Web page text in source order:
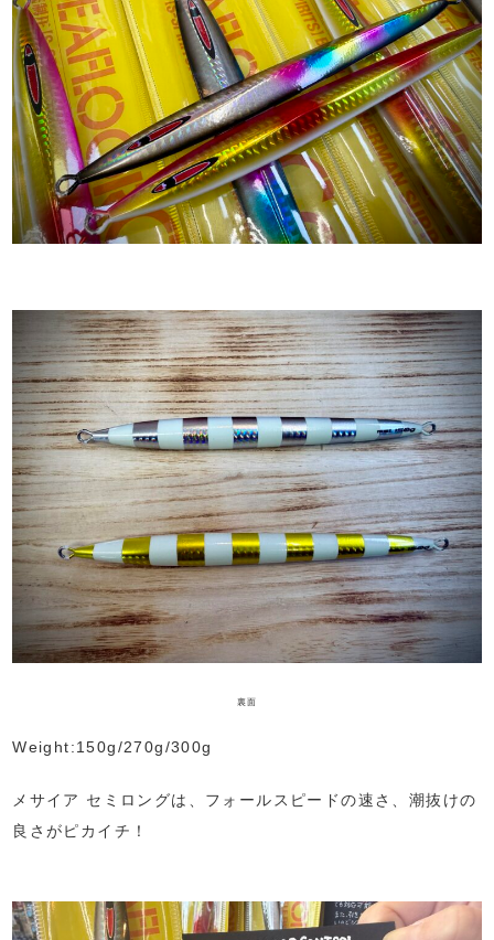
裏面
Weight:150g/270g/300g
メサイア セミロングは、フォールスピードの速さ、潮抜けの
良さがピカイチ！